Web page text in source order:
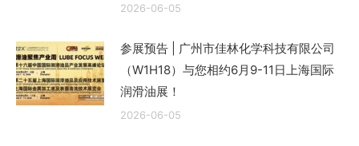
2026-06-05
参展预告 | 广州市佳林化学科技有限公司
（W1H18）与您相约6月9-11日上海国际
润滑油展！
2026-06-05